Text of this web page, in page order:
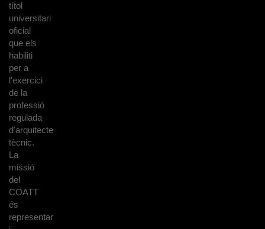
títol
universitari
oficial
que els
habiliti
per a
l'exercici
de la
professió
regulada
d'arquitecte
tècnic.
La
missió
del
COATT
és
representar